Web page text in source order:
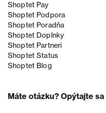
Shoptet Pay
Shoptet Podpora
Shoptet Poradňa
Shoptet Doplnky
Shoptet Partneri
Shoptet Status
Shoptet Blog
Máte otázku? Opýtajte sa